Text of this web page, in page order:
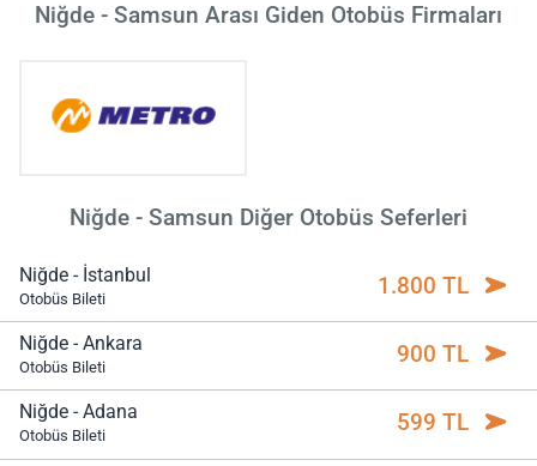
Niğde - Samsun Arası Giden Otobüs Firmaları
Niğde - Samsun Diğer Otobüs Seferleri
Niğde - İstanbul
Otobüs Bileti 1.800 TL
Niğde - Ankara
Otobüs Bileti 900 TL
Niğde - Adana
Otobüs Bileti 599 TL